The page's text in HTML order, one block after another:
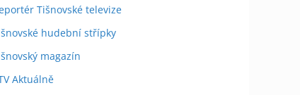
Tišnovské televize
hudební střípky
magazín
Aktuálně